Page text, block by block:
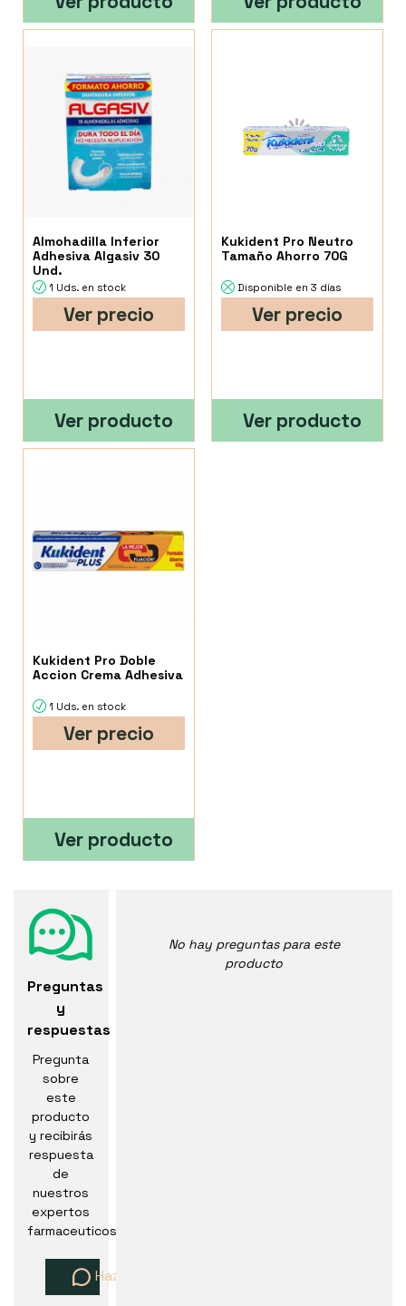
Almohadilla Inferior
Adhesiva Algasiv 30
Und.
1 Uds. en stock
Ver precio
Ver producto
Kukident Pro Neutro
Tamaño Ahorro 70G
Disponible en 3 días
Ver precio
Ver producto
Kukident Pro Doble
Accion Crema Adhesiva
1 Uds. en stock
Ver precio
Ver producto
Preguntas
y
respuestas
Pregunta
sobre
este
producto
y recibirás
respuesta
de
nuestros
expertos
farmaceuticos
Haz una pregunta
No hay preguntas para este
producto